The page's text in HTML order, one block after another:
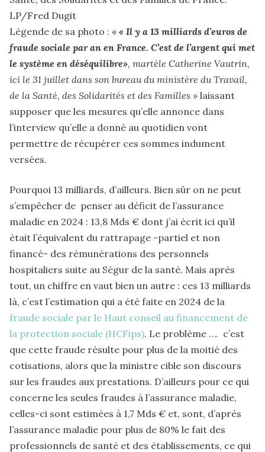
Légende de sa photo : « « Il y a 13 milliards d’euros de
fraude sociale par an en France. C’est de l’argent qui met
le système en déséquilibre», martèle Catherine Vautrin,
ici le 31 juillet dans son bureau du ministère du Travail,
de la Santé, des Solidarités et des Familles » laissant
supposer que les mesures qu’elle annonce dans
l’interview qu’elle a donné au quotidien vont
permettre de récupérer ces sommes indument
versées.
Pourquoi 13 milliards, d’ailleurs. Bien sûr on ne peut
s’empêcher de penser au déficit de l’assurance
maladie en 2024 : 13,8 Mds € dont j’ai écrit ici qu’il
était l’équivalent du rattrapage -partiel et non
financé- des rémunérations des personnels
hospitaliers suite au Ségur de la santé. Mais après
tout, un chiffre en vaut bien un autre : ces 13 milliards
là, c’est l’estimation qui a été faite en 2024 de la
fraude sociale par le Haut conseil au financement de
la protection sociale (HCFips). Le problème …. c’est
que cette fraude résulte pour plus de la moitié des
cotisations, alors que la ministre cible son discours
sur les fraudes aux prestations. D’ailleurs pour ce qui
concerne les seules fraudes à l’assurance maladie,
celles-ci sont estimées à 1,7 Mds € et, sont, d’après
l’assurance maladie pour plus de 80% le fait des
professionnels de santé et des établissements, ce qui